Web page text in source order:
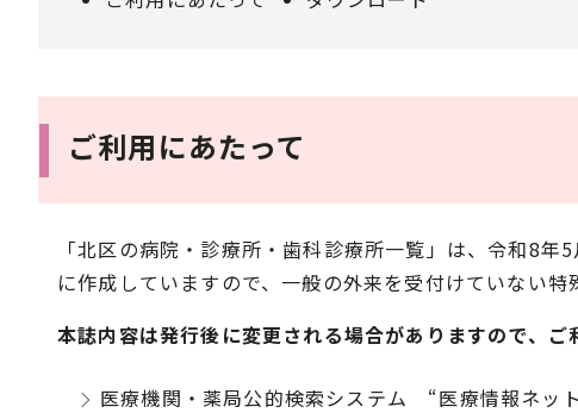
ご利用にあたって
「北区の病院・診療所・歯科診療所一覧」は、令和8
に作成していますので、一般の外来を受付けていない特
本誌内容は発行後に変更される場合がありますので、
医療機関・薬局公的検索システム “医療情報ネッ